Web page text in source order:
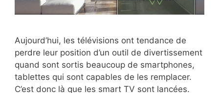
Aujourd’hui, les télévisions ont tendance de
perdre leur position d’un outil de divertissement
quand sont sortis beaucoup de smartphones,
tablettes qui sont capables de les remplacer.
C’est donc là que les smart TV sont lancées.